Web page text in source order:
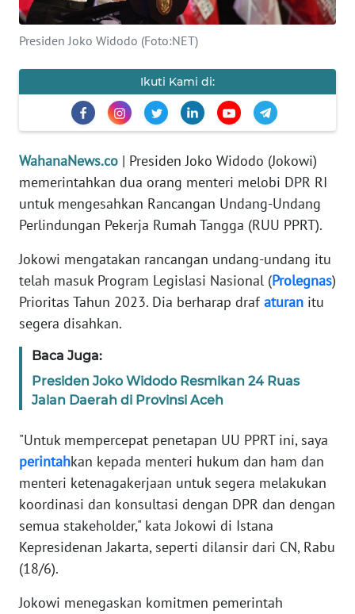
Presiden Joko Widodo (Foto:NET)
Ikuti Kami di:
WahanaNews.co | Presiden Joko Widodo (Jokowi)
memerintahkan dua orang menteri melobi DPR RI
untuk mengesahkan Rancangan Undang-Undang
Perlindungan Pekerja Rumah Tangga (RUU PPRT).
Jokowi mengatakan rancangan undang-undang itu
telah masuk Program Legislasi Nasional (Prolegnas)
Prioritas Tahun 2023. Dia berharap drafaturan itu
segera disahkan.
Baca Juga:
Presiden Joko Widodo Resmikan 24 Ruas
Jalan Daerah di Provinsi Aceh
"Untuk mempercepat penetapan UU PPRT ini, saya
perintahkan kepada menteri hukum dan ham dan
menteri ketenagakerjaan untuk segera melakukan
koordinasi dan konsultasi dengan DPR dan dengan
semua stakeholder," kata Jokowi di Istana
Kepresidenan Jakarta, seperti dilansir dari CN, Rabu
(18/6).
Jokowi menegaskan komitmen pemerintah
SERBA-SERBI
PENDIDIKAN
OLAHRAGA
OPINI
EDITORIAL
INDEKS
BERITA
KAMI
INFO
TENTANG
MEDIA
SIBER